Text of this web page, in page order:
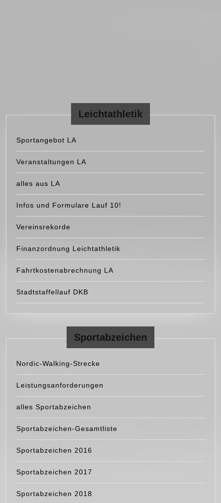
Leichtathletik
Sportangebot LA
Veranstaltungen LA
alles aus LA
Infos und Formulare Lauf 10!
Vereinsrekorde
Finanzordnung Leichtathletik
Fahrtkostenabrechnung LA
Stadtstaffellauf DKB
Sportabzeichen
Nordic-Walking-Strecke
Leistungsanforderungen
alles Sportabzeichen
Sportabzeichen-Gesamtliste
Sportabzeichen 2016
Sportabzeichen 2017
Sportabzeichen 2018